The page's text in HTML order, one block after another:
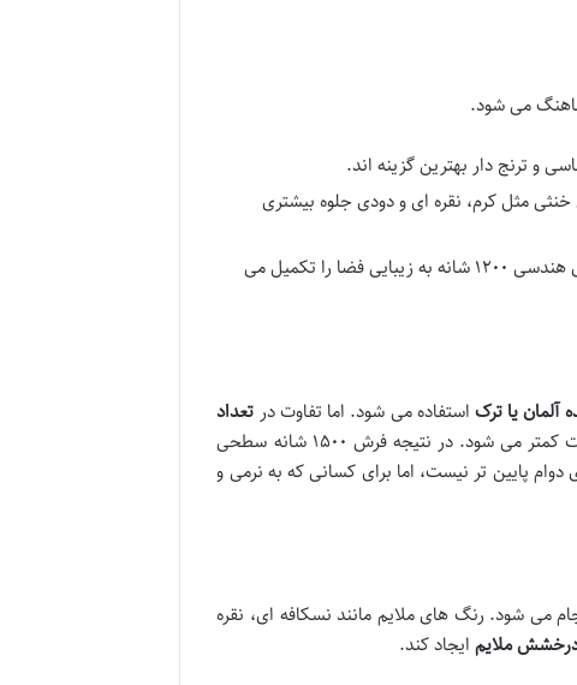
می شود.
و ترنج دار بهترین گزینه اند.
مثل کرم، نقره ای و دودی جلوه بیشتری
نیز، مدل های گل برجسته یا طرح های هندسی ۱۲۰۰ شانه به زیبایی فضا را تکمیل می
یا ترک استفاده می شود. اما تفاوت در تعداد
است. تراکم بالاتر موجب ظرافت بیشتر و ضخامت کمتر می شود. در نتیجه فرش ۱۵۰۰ شانه سطحی
کمتر به معنای دوام پایین تر نیست، اما برای کسانی که به نرمی و
می شود. رنگ های ملایم مانند نسکافه ای، نقره
ملایم ایجاد کند.